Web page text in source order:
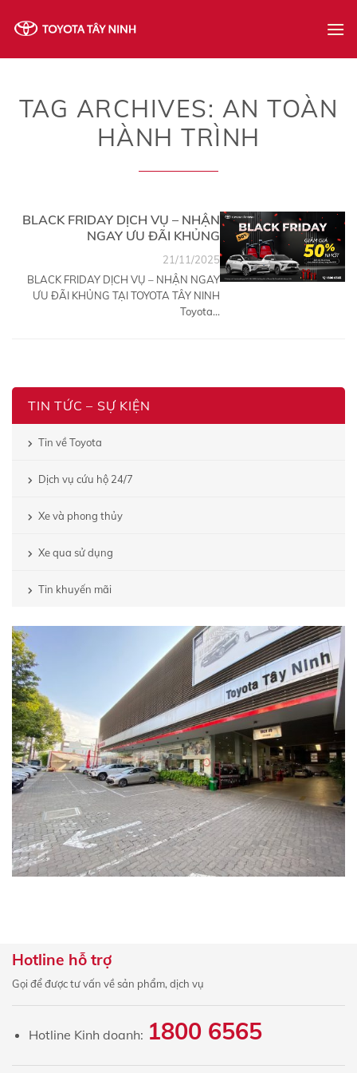
ĐĂNG KÝ
ĐỊNH GIÁ XE MIỄN PHÍ
Họ và tên
×
TAG ARCHIVES: AN TOÀN
HÀNH TRÌNH
TIN TỨC – SỰ KIỆN
Tin về Toyota
Dịch vụ cứu hộ 24/7
Xe và phong thủy
Xe qua sử dụng
Tin khuyến mãi
BLACK FRIDAY DỊCH VỤ – NHẬN
NGAY ƯU ĐÃI KHỦNG
BLACK FRIDAY DỊCH VỤ – NHẬN NGAY
ƯU ĐÃI KHỦNG TẠI TOYOTA TÂY NINH
Toyota...
21/11/2025
Hotline hỗ trợ
Gọi để được tư vấn về sản phẩm, dịch vụ
Hotline Kinh doanh: 1800 6565